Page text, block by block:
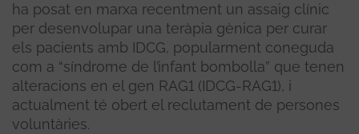
ha posat en marxa recentment un assaig clínic
per desenvolupar una teràpia gènica per curar
els pacients amb IDCG, popularment coneguda
com a “síndrome de l’infant bombolla” que tenen
alteracions en el gen RAG1 (IDCG-RAG1), i
actualment té obert el reclutament de persones
voluntàries.